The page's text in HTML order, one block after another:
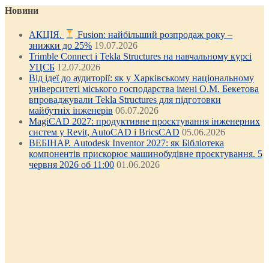
Новини
АКЦІЯ.
Fusion: найбільший розпродаж року –
знижки до 25% 19.07.2026
Trimble Connect і Tekla Structures на навчальному курсі
УЦСБ 12.07.2026
Від ідеї до аудиторії: як у Харківському національному
університеті міського господарства імені О.М. Бекетова
впроваджували Tekla Structures для підготовки
майбутніх інженерів 06.07.2026
MagiCAD 2027: продуктивне проєктування інженерних
систем у Revit, AutoCAD і BricsCAD 05.06.2026
ВЕБІНАР. Autodesk Inventor 2027: як Бібліотека
компонентів прискорює машинобудівне проєктування. 5
червня 2026 об 11:00 01.06.2026